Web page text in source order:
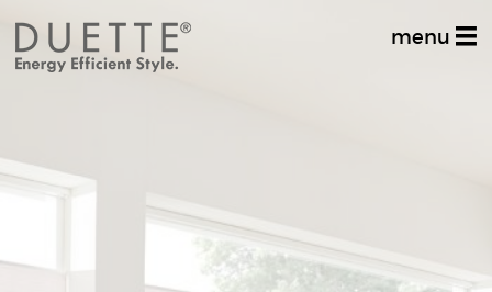
menu
Stel uw vraag